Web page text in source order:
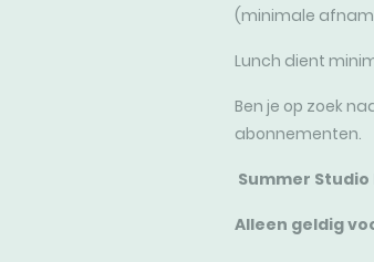
(minimale
Lunch dient
Ben je op zoek
abonnementen.
Summer Studio
Alleen geldig